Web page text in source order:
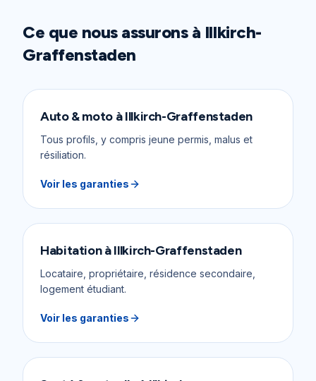
Ce que nous assurons à Illkirch-
Graffenstaden
Auto & moto àIllkirch-Graffenstaden
Tous profils, y compris jeune permis, malus et
résiliation.
Voir les garanties
HabitationàIllkirch-Graffenstaden
Locataire, propriétaire, résidence secondaire,
logement étudiant.
Voir les garanties